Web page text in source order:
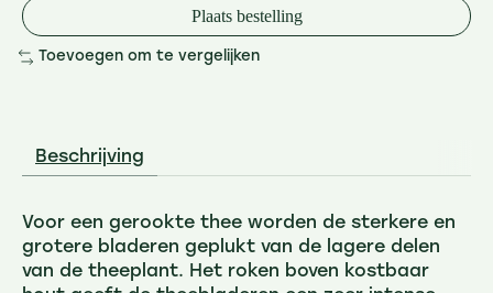
Plaats bestelling
Toevoegen om te vergelijken
Beschrijving
Voor een gerookte thee worden de sterkere en
grotere bladeren geplukt van de lagere delen
van de theeplant. Het roken boven kostbaar